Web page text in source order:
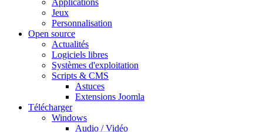
Applications
Jeux
Personnalisation
Open source
Actualités
Logiciels libres
Systèmes d'exploitation
Scripts & CMS
Astuces
Extensions Joomla
Télécharger
Windows
Audio / Vidéo